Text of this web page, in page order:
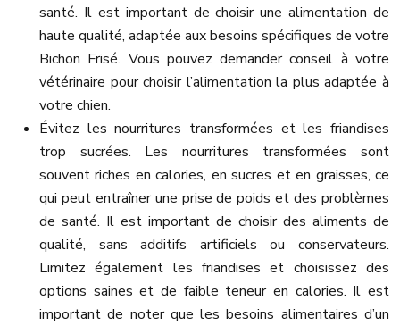
santé. Il est important de choisir une alimentation de
haute qualité, adaptée aux besoins spécifiques de votre
Bichon Frisé. Vous pouvez demander conseil à votre
vétérinaire pour choisir l’alimentation la plus adaptée à
votre chien.
Évitez les nourritures transformées et les friandises
trop sucrées. Les nourritures transformées sont
souvent riches en calories, en sucres et en graisses, ce
qui peut entraîner une prise de poids et des problèmes
de santé. Il est important de choisir des aliments de
qualité, sans additifs artificiels ou conservateurs.
Limitez également les friandises et choisissez des
options saines et de faible teneur en calories. Il est
important de noter que les besoins alimentaires d’un